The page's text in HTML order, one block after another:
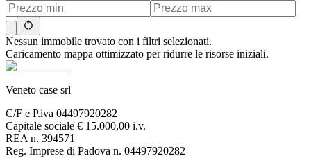
Nessun immobile trovato con i filtri selezionati.
Caricamento mappa ottimizzato per ridurre le risorse iniziali.
Veneto case srl
C/F e P.iva 04497920282
Capitale sociale € 15.000,00 i.v.
REA n. 394571
Reg. Imprese di Padova n. 04497920282